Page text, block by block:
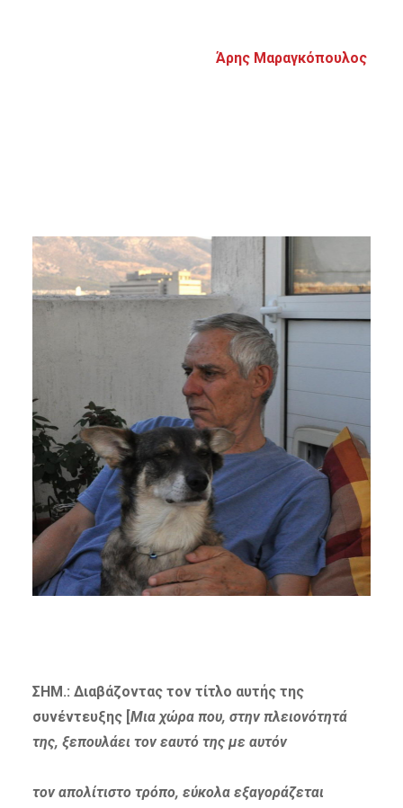
Άρης Μαραγκόπουλος
ΣΗΜ.: Διαβάζοντας τον τίτλο αυτής της
συνέντευξης [ Μια χώρα που, στην πλειονότητά
της, ξεπουλάει τον εαυτό της με αυτόν
τον απολίτιστο τρόπο, εύκολα εξαγοράζεται